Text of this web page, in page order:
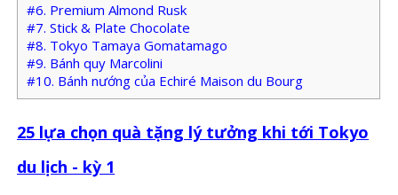
#6. Premium Almond Rusk
#7. Stick & Plate Chocolate
#8. Tokyo Tamaya Gomatamago
#9. Bánh quy Marcolini
#10. Bánh nướng của Echiré Maison du Bourg
25 lựa chọn quà tặng lý tưởng khi tới Tokyo
du lịch - kỳ 1